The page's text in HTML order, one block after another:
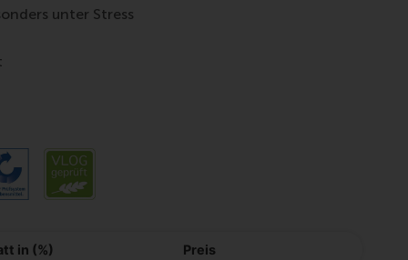
unter Stress
in (%) Preis